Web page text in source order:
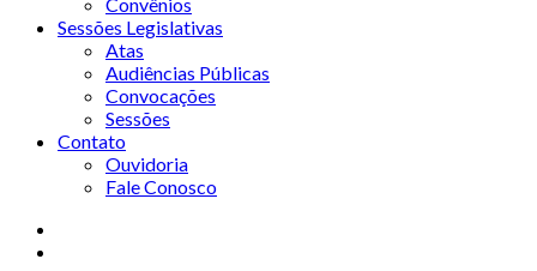
Sessões Legislativas
Atas
Audiências Públicas
Convocações
Sessões
Contato
Ouvidoria
Fale Conosco